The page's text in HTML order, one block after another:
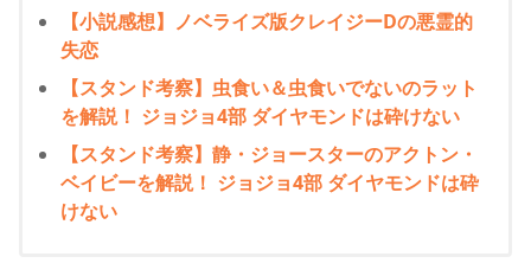
【小説感想】ノベライズ版クレイジーDの悪霊的
失恋
【スタンド考察】虫食い＆虫食いでないのラット
を解説！ ジョジョ4部 ダイヤモンドは砕けない
【スタンド考察】静・ジョースターのアクトン・
ベイビーを解説！ ジョジョ4部 ダイヤモンドは砕
けない